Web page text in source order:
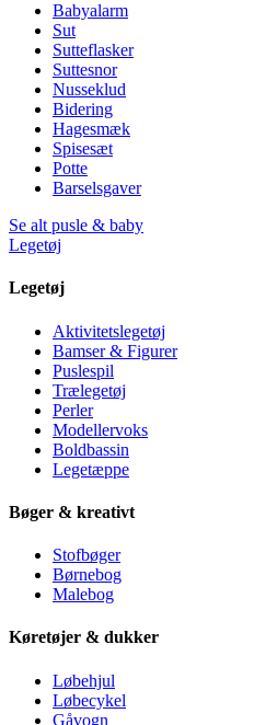
Babyalarm
Sut
Sutteflasker
Suttesnor
Nusseklud
Bidering
Hagesmæk
Spisesæt
Potte
Barselsgaver
Se alt pusle & baby
Legetøj
Legetøj
Aktivitetslegetøj
Bamser & Figurer
Puslespil
Trælegetøj
Perler
Modellervoks
Boldbassin
Legetæppe
Bøger & kreativt
Stofbøger
Børnebog
Malebog
Køretøjer & dukker
Løbehjul
Løbecykel
Gåvogn